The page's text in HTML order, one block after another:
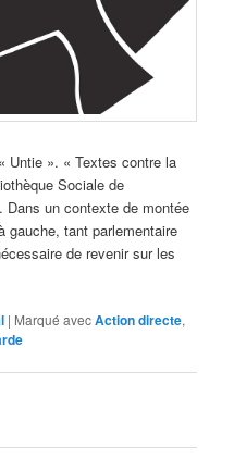
Untie ». « Textes contre la
Sociale de
Dans un contexte de montée
gauche, tant parlementaire
de revenir sur les
| Marqué avecAction directe,